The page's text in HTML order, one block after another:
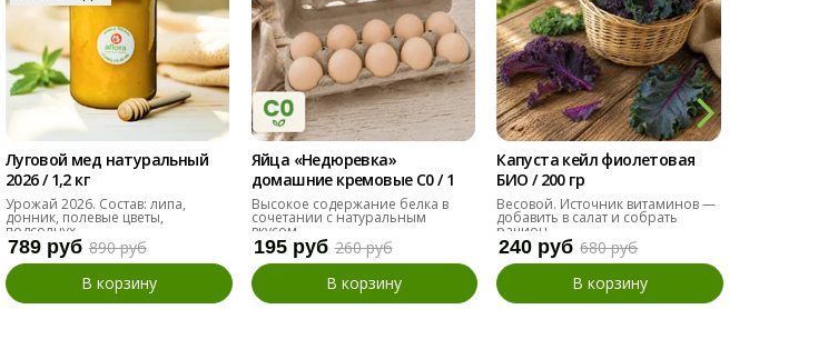
Луговой мед натуральный
2026 / 1,2 кг
Урожай 2026. Состав: липа,
донник, полевые цветы,
подсолнух
789 руб 890 руб
В корзину
Яйца «Недюревка»
домашние кремовые С0 / 1
десяток
Высокое содержание белка в
сочетании с натуральным
вкусом.
195 руб 260 руб
В корзину
Капуста кейл фиолетовая
БИО / 200 гр
Весовой. Источник витаминов —
добавить в салат и собрать
рацион.
240 руб 680 руб
В корзину